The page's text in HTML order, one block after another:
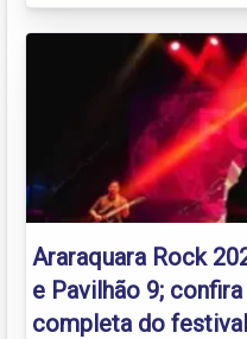
Araraquara Rock
e Pavilhão 9;
completa do festival